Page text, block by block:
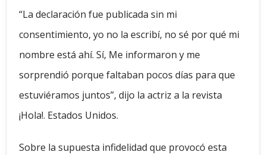
“La declaración fue publicada sin mi
consentimiento, yo no la escribí, no sé por qué mi
nombre está ahí. Sí, Me informaron y me
sorprendió porque faltaban pocos días para que
estuviéramos juntos”, dijo la actriz a la revista
¡Hola!. Estados Unidos.
Sobre la supuesta infidelidad que provocó esta